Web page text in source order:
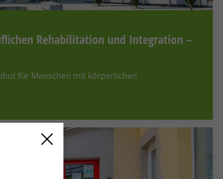
Rehabilitation und Integration –
für Menschen mit körperlichen